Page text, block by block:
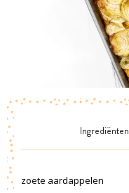
Ingrediënten
zoete aardappelen